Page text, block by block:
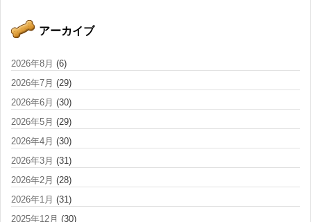
アーカイブ
2026年8月 (6)
2026年7月 (29)
2026年6月 (30)
2026年5月 (29)
2026年4月 (30)
2026年3月 (31)
2026年2月 (28)
2026年1月 (31)
2025年12月 (30)